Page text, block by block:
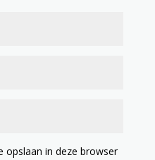
opslaan in deze browser